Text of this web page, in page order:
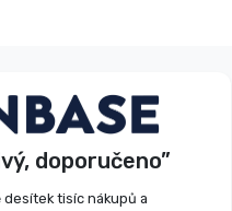
doporučeno”
desítek tisíc nákupů a
V. Éva Kupující
2026. 08. 06.